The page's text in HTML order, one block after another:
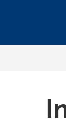
WORLD.